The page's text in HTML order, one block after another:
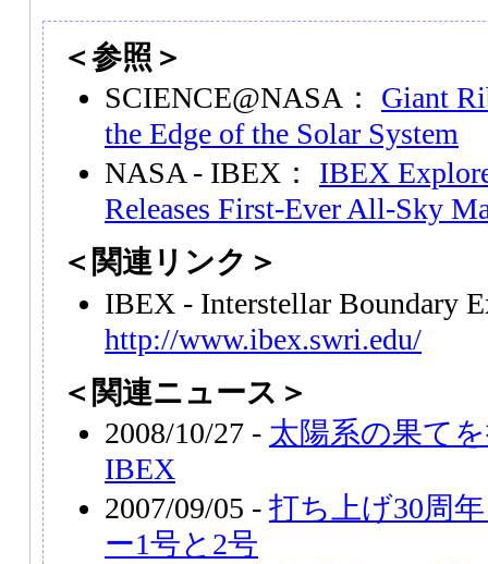
＜参照＞
SCIENCE@NASA： Giant
the Edge of the Solar System
NASA - IBEX： IBEX
Releases First-Ever All-Sky
＜関連リンク＞
IBEX - Interstellar Boundary
http://www.ibex.swri.edu/
＜関連ニュース＞
2008/10/27 - 太陽系の果て
IBEX
2007/09/05 - 打ち上げ30周
ー1号と2号